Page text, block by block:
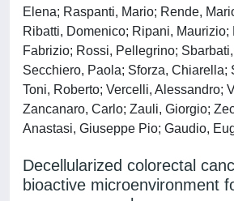
Elena; Raspanti, Mario; Rende,
Ribatti, Domenico; Ripani, Maurizio;
Fabrizio; Rossi, Pellegrino;
Secchiero, Paola; Sforza, Chiarella;
Toni, Roberto; Vercelli, Alessandro;
Zancanaro, Carlo; Zauli, Giorgio;
Anastasi, Giuseppe Pio; Gaudio,
Decellularized colorectal
bioactive microenvironment